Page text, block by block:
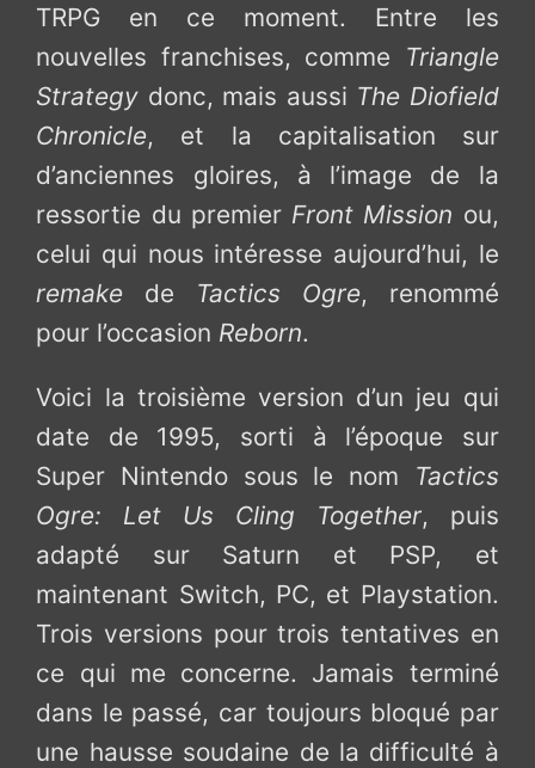
TRPG en ce moment. Entre les
nouvelles franchises, comme Triangle
Strategy donc, mais aussi The Diofield
Chronicle, et la capitalisation sur
d’anciennes gloires, à l’image de la
ressortie du premier Front Mission ou,
celui qui nous intéresse aujourd’hui, le
remake de Tactics Ogre, renommé
pour l’occasion Reborn.
Voici la troisième version d’un jeu qui
date de 1995, sorti à l’époque sur
Super Nintendo sous le nom Tactics
Ogre: Let Us Cling Together, puis
adapté sur Saturn et PSP, et
maintenant Switch, PC, et Playstation.
Trois versions pour trois tentatives en
ce qui me concerne. Jamais terminé
dans le passé, car toujours bloqué par
une hausse soudaine de la difficulté à